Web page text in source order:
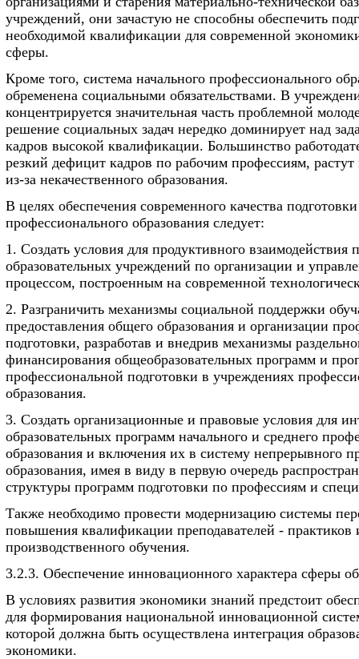
учреждений, они зачастую не способны обеспечить
необходимой квалификации для современной
сферы.
Кроме того, система начального профессионального
обременена социальными обязательствами. В
концентрируется значительная часть проблемной
решение социальных задач нередко доминирует над
кадров высокой квалификации. Большинство
резкий дефицит кадров по рабочим профессиям, растут
из-за некачественного образования.
В целях обеспечения современного качества
профессионального образования следует:
1. Создать условия для продуктивного взаимодействия
образовательных учреждений по организации и
процессом, построенным на современной
2. Разграничить механизмы социальной поддержки
предоставления общего образования и организации
подготовки, разработав и внедрив механизмы
финансирования общеобразовательных программ и
профессиональной подготовки в учреждениях
образования.
3. Создать организационные и правовые условия для
образовательных программ начального и среднего
образования и включения их в систему непрерывного
образования, имея в виду в первую очередь
структуры программ подготовки по профессиям и
Также необходимо провести модернизацию системы
повышения квалификации преподавателей - практиков
производственного обучения.
3.2.3. Обеспечение инновационного характера сферы
В условиях развития экономики знаний предстоит
для формирования национальной инновационной
которой должна быть осуществлена интеграция
экономики.